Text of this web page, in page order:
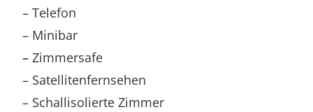
– Telefon
– Minibar
–Zimmersafe
– Satellitenfernsehen
– Schallisolierte Zimmer